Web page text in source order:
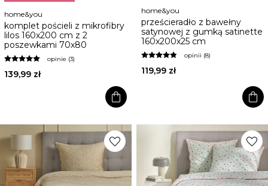
home&you
komplet pościeli z mikrofibry
lilos 160x200 cm z 2
poszewkami 70x80
opinie (3)
139,99 zł
shopping_bag
home&you
prześcieradło z bawełny
satynowej z gumką satinette
160x200x25 cm
opinii (8)
119,99 zł
shopping_bag
favorite favorite